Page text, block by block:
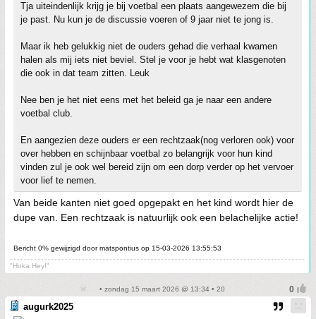
Tja uiteindenlijk krijg je bij voetbal een plaats aangewezem die bij
je past. Nu kun je de discussie voeren of 9 jaar niet te jong is.
Maar ik heb gelukkig niet de ouders gehad die verhaal kwamen
halen als mij iets niet beviel. Stel je voor je hebt wat klasgenoten
die ook in dat team zitten. Leuk
Nee ben je het niet eens met het beleid ga je naar een andere
voetbal club.
En aangezien deze ouders er een rechtzaak(nog verloren ook) voor
over hebben en schijnbaar voetbal zo belangrijk voor hun kind
vinden zul je ook wel bereid zijn om een dorp verder op het vervoer
voor lief te nemen.
Van beide kanten niet goed opgepakt en het kind wordt hier de
dupe van. Een rechtzaak is natuurlijk ook een belachelijke actie!
Bericht 0% gewijzigd door matspontius op 15-03-2026 13:55:53
"Hoka Hey!"
• zondag 15 maart 2026 @ 13:34 • 20
augurk2025